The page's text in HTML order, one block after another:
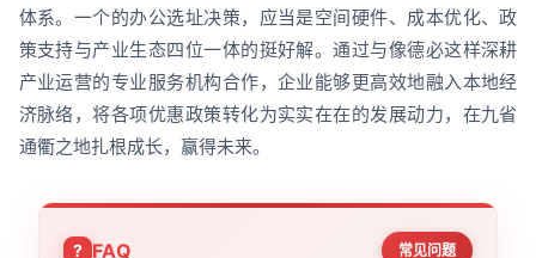
体系。一个的办公选址决策，应当是空间硬件、成本优化、政
策支持与产业生态四位一体的挺好解。通过与像德必这样深耕
产业运营的专业服务机构合作，企业能够更高效地融入本地经
济脉络，将各项优惠政策转化为实实在在的发展动力，在九省
通衢之地扎根成长，赢得未来。
FAQ 常见问题